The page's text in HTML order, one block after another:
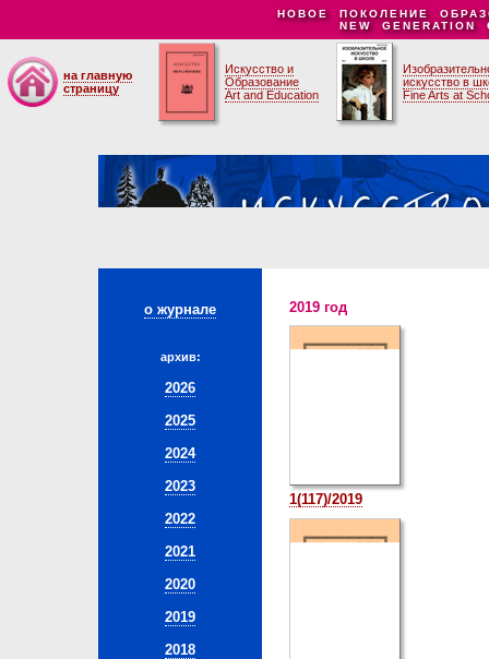
НОВОЕ ПОКОЛЕНИЕ
NEW GENERATION
на главную
страницу
Искусство и
Образование
Art and Education
искусство в
Fine Arts at
о журнале
архив:
2026
2025
2024
2023
2022
2021
2020
2019
2018
2019 год
1(117)/2019